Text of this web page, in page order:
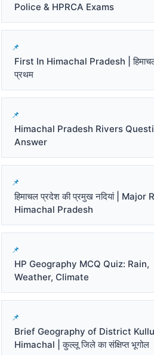
Police & HPRCA Exams
First In Himachal Pradesh |
प्रथम
Himachal Pradesh Rivers
Answer
हिमाचल प्रदेश की प्रमुख नदियां |
Himachal Pradesh
HP Geography MCQ Quiz: Rain,
Weather, Climate
Brief Geography of District
Himachal | कुल्लू जिले का संक्षिप्त भूगोल